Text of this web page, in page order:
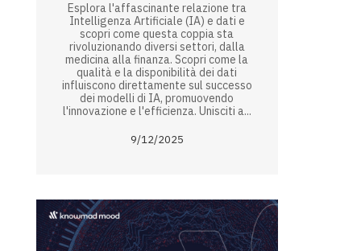
Esplora l'affascinante relazione tra
Intelligenza Artificiale (IA) e dati e
scopri come questa coppia sta
rivoluzionando diversi settori, dalla
medicina alla finanza. Scopri come la
qualità e la disponibilità dei dati
influiscono direttamente sul successo
dei modelli di IA, promuovendo
l'innovazione e l'efficienza. Unisciti a...
9/12/2025